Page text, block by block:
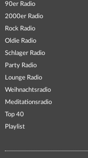
90er Radio
2000er Radio
Rock Radio
Oldie Radio
Schlager Radio
Party Radio
Lounge Radio
Weihnachtsradio
Meditationsradio
Top 40
Playlist